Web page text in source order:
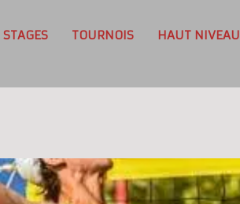
STAGES TOURNOIS HAUT NIVEAU